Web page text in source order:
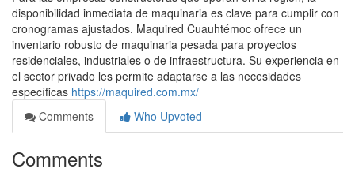
disponibilidad inmediata de maquinaria es clave para cumplir con
cronogramas ajustados. Maquired Cuauhtémoc ofrece un
inventario robusto de maquinaria pesada para proyectos
residenciales, industriales o de infraestructura. Su experiencia en
el sector privado les permite adaptarse a las necesidades
específicas https://maquired.com.mx/
Comments
Who Upvoted
Comments